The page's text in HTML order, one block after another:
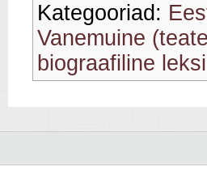
Kategooriad:
Vanemuine
biograafiline